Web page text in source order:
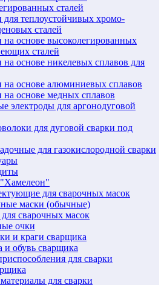
сталей
для теплоустойчивых хромо-
сталей
на основе высоколегированных
сталей
на основе никелевых сплавов для
на основе алюминиевых сплавов
на основе медных сплавов
электроды для аргонодуговой
для дуговой сварки под
для газокислородной сварки
для сварочных масок
маски (обычные)
сварочных масок
очки
и краги сварщика
и обувь сварщика
для сварки
для сварки